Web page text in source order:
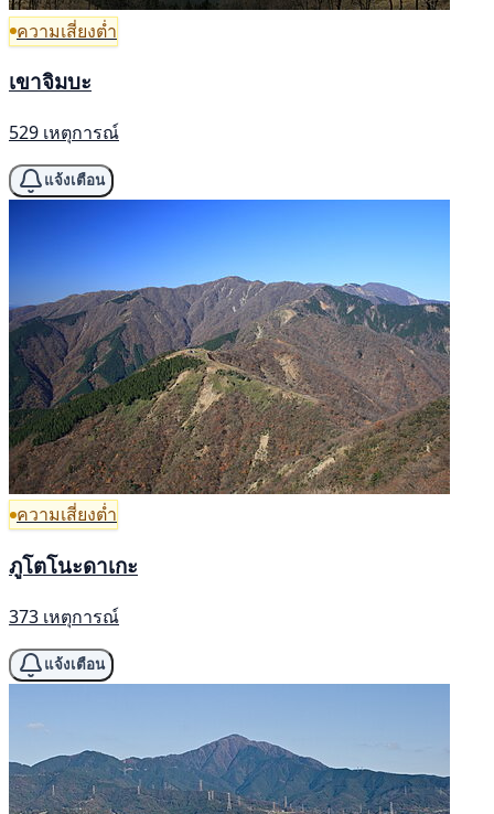
ความเสี่ยงต่ำ
เขาจิมบะ
529 เหตุการณ์
แจ้งเตือน
ความเสี่ยงต่ำ
ภูโตโนะดาเกะ
373 เหตุการณ์
แจ้งเตือน